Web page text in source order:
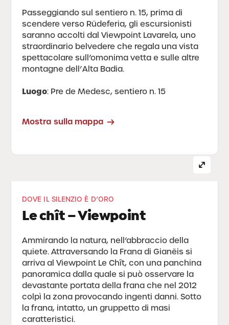
Passeggiando sul sentiero n. 15, prima di
scendere verso Rüdeferia, gli escursionisti
saranno accolti dal Viewpoint Lavarela, uno
straordinario belvedere che regala una vista
spettacolare sull’omonima vetta e sulle altre
montagne dell’Alta Badia.
Luogo: Pre de Medesc, sentiero n. 15
Mostra sulla mappa
DOVE IL SILENZIO È D’ORO
Le chît – Viewpoint
Ammirando la natura, nell’abbraccio della
quiete. Attraversando la Frana di Gianëis si
arriva al Viewpoint Le Chît, con una panchina
panoramica dalla quale si può osservare la
devastante portata della frana che nel 2012
colpì la zona provocando ingenti danni. Sotto
la frana, intatto, un gruppetto di masi
caratteristici.